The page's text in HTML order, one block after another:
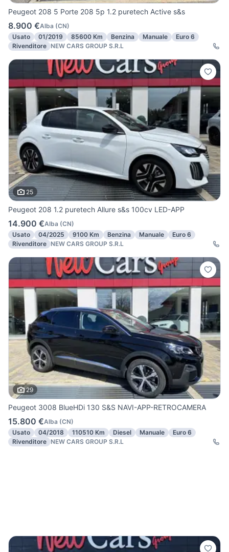
Peugeot 208 5 Porte 208 5p 1.2 puretech Active s&s
8.900 €Alba (CN)
Usato
01/2019 85600 Km Benzina Manuale
Euro 6
Rivenditore NEW CARS GROUP S.R.L
25
Peugeot 208 1.2 puretech Allure s&s 100cv LED-APP
14.900 €Alba (CN)
Usato
04/2025 9100 Km Benzina Manuale
Euro 6
Rivenditore NEW CARS GROUP S.R.L
29
Peugeot 3008 BlueHDi 130 S&S NAVI-APP-RETROCAMERA
15.800 €Alba (CN)
Usato
04/2018 110510 Km Diesel Manuale
Euro 6
Rivenditore NEW CARS GROUP S.R.L